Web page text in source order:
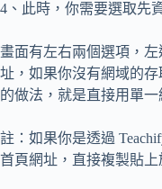
4、此時，你需要選取先
畫面有左右兩個選項，左
址，如果你沒有網域的
的做法，就是直接用單
註：如果你是透過
首頁網址，直接複製貼上